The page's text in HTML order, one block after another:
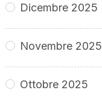
Dicembre 2025
Novembre 2025
Ottobre 2025